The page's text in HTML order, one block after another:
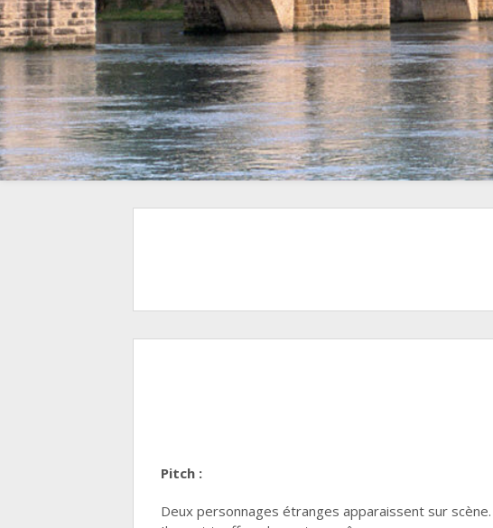
Pitch :
Deux personnages étranges apparaissent sur scène.